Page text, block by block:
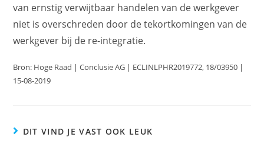
van ernstig verwijtbaar handelen van de werkgever
niet is overschreden door de tekortkomingen van de
werkgever bij de re-integratie.
Bron: Hoge Raad | Conclusie AG | ECLINLPHR2019772, 18/03950 |
15-08-2019
DIT VIND JE VAST OOK LEUK